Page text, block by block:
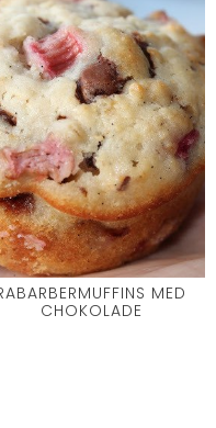
MED
CHOKOLADE